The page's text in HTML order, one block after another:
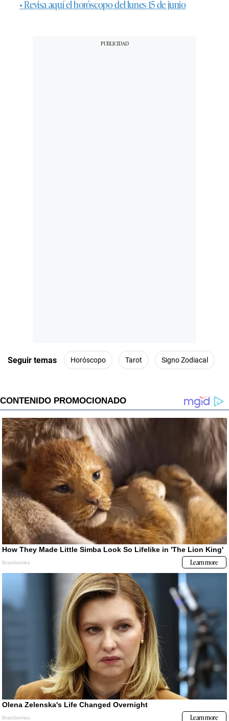
• Revisa aquí el horóscopo del lunes 15 de junio
Seguir temas Horóscopo Tarot Signo Zodiacal